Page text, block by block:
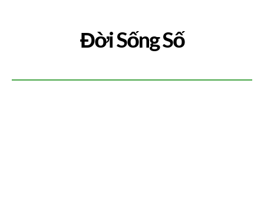
Đời Sống Số